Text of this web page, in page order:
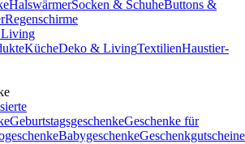
HalswärmerSocken & SchuheButtons &
Regenschirme
KücheDeko & LivingTextilienHaustier-
GeburtstagsgeschenkeGeschenke für
BabygeschenkeGeschenkgutscheine